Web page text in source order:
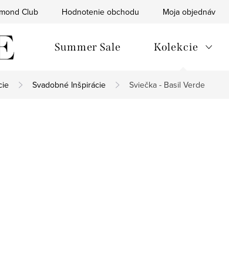
Club Hodnotenie obchodu Moja objednávka
Summer Sale Kolekcie
Svadobné Inšpirácie Sviečka - Basil Verde